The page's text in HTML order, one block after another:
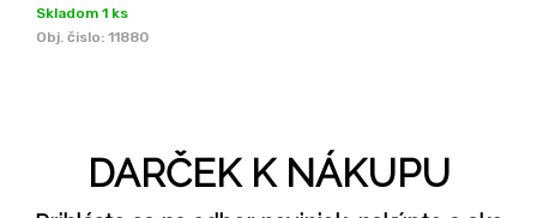
Skladom 1 ks
Obj. čislo: 11880
DARČEK K NÁKUPU